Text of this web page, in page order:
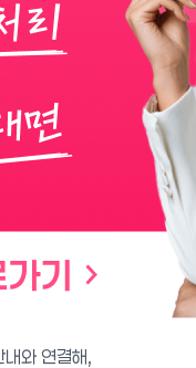
와 연결해,